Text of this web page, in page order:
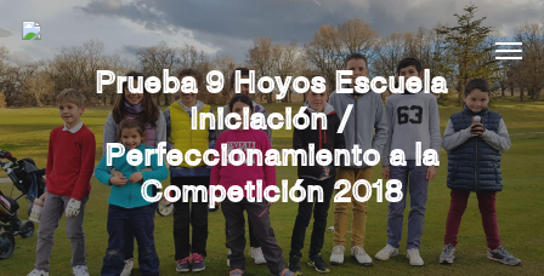
Prueba 9 Hoyos Escuela
Iniciación /
Perfeccionamiento a la
Competición 2018